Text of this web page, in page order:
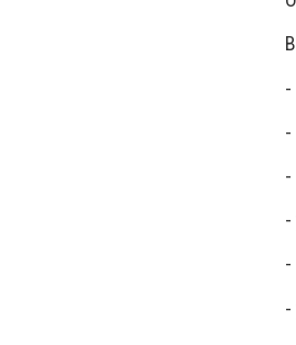
-
-
-
-
-
-